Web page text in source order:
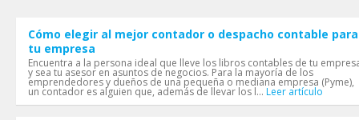
Cómo elegir al mejor contador o despacho contable para
tu empresa
Encuentra a la persona ideal que lleve los libros contables de tu
y sea tu asesor en asuntos de negocios. Para la mayoría de los
emprendedores y dueños de una pequeña o mediana empresa (Pyme),
un contador es alguien que, además de llevar los l... Leer artículo